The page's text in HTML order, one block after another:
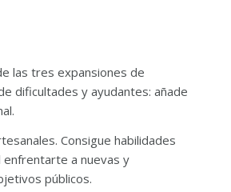
las tres expansiones de
dificultades y ayudantes: añade
Consigue habilidades
a nuevas y
públicos.